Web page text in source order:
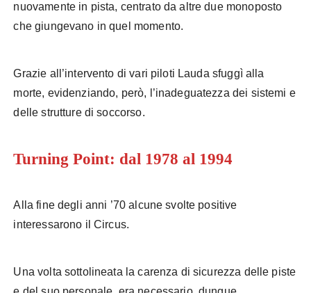
nuovamente in pista, centrato da altre due monoposto
che giungevano in quel momento.
Grazie all’intervento di vari piloti Lauda sfuggì alla
morte, evidenziando, però, l’inadeguatezza dei sistemi e
delle strutture di soccorso.
Turning Point: dal 1978 al 1994
Alla fine degli anni ’70 alcune svolte positive
interessarono il Circus.
Una volta sottolineata la carenza di sicurezza delle piste